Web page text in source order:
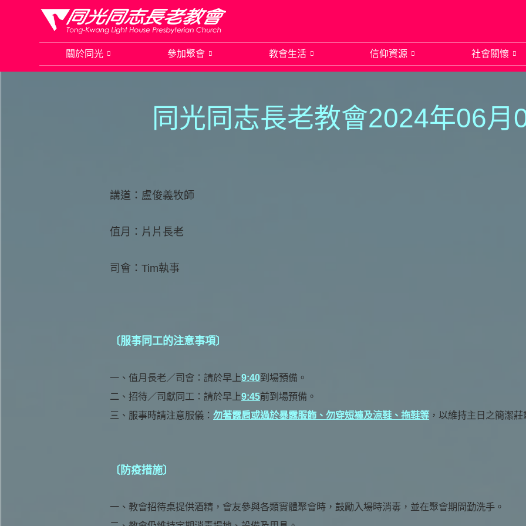
content
關於同光 參加聚會 教會生活 信仰資源 社會關懷
同光同志長老教會2024年06月
講道：盧俊義牧師
值月：片片長老
司會：Tim執事
〔服事同工的注意事項〕
一、 值月長老／司會：請於早上9:40到場預備。
二、 招待／司獻同工：請於早上9:45前到場預備。
三、 服事時請注意服儀： 勿著露肩或過於暴露服飾、勿穿短褲及涼鞋、拖鞋等 ，以維持主日之簡潔莊
〔防疫措施〕
一、 教會招待桌提供酒精，會友參與各類實體聚會時，鼓勵入場時消毒，並在聚會期間勤洗手。